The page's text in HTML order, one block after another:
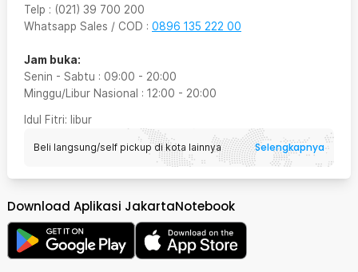
Telp : (021) 39 700 200
Whatsapp Sales / COD : 0896 135 222 00
Jam buka:
Senin - Sabtu : 09:00 - 20:00
Minggu/Libur Nasional : 12:00 - 20:00
Idul Fitri: libur
Beli langsung/self pickup di kota lainnya Selengkapnya
Download Aplikasi JakartaNotebook